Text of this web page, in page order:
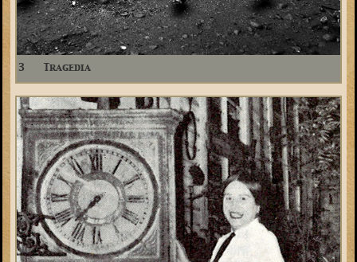
3 Tragedia